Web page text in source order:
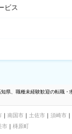
ビス
県、職種未経験歓迎の転職・
南国市 土佐市 須崎市
市
梼原町